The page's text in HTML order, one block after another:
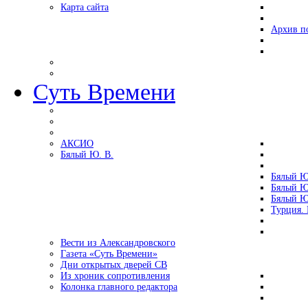
Карта сайта
Архив
Суть Времени
АКСИО
Бялый Ю. В.
Бялый
Бялый
Бялый
Турция.
Вести из Александровского
Газета «Суть Времени»
Дни открытых дверей СВ
Из хроник сопротивления
Колонка главного редактора